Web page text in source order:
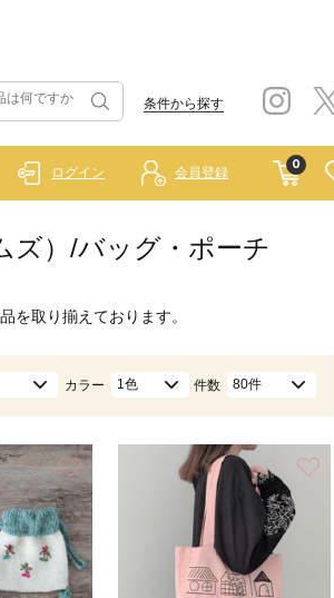
条件から探す
0
ログイン 会員登録
ズ）/バッグ・ポーチ
を取り揃えております。
カラー 1色 件数 80件
お気に入り